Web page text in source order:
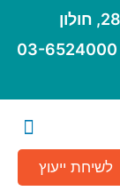
לשיחת ייעוץ